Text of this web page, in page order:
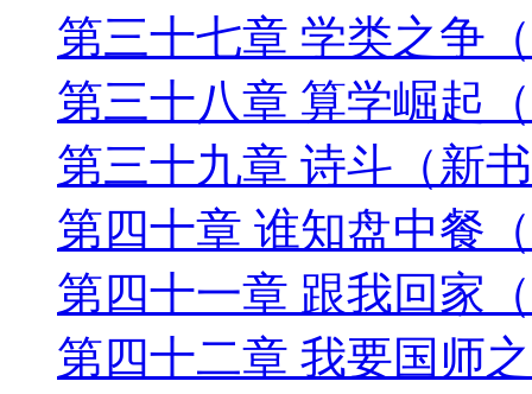
第三十七章 学类之争
第三十八章 算学崛起
第三十九章 诗斗（新
第四十章 谁知盘中餐
第四十一章 跟我回家
第四十二章 我要国师